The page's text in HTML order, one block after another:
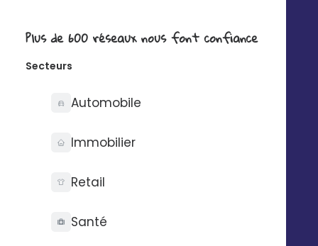
Plus de 600 réseaux nous font confiance
Secteurs
Automobile
Immobilier
Retail
Santé
Quels bénéfices ?
Maîtrisez votre image et diminuez les risques